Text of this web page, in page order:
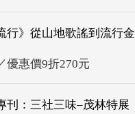
行》從山地歌謠到流行金
優惠價9折270元
刊：三社三味–茂林特展